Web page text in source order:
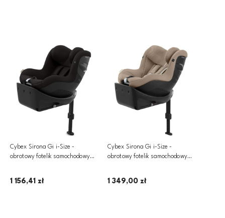
Cybex Sirona Gi i-Size -
obrotowy fotelik samochodowy
1 156,41 zł
Cybex Sirona Gi i-Size -
obrotowy fotelik samochodowy
1 349,00 zł